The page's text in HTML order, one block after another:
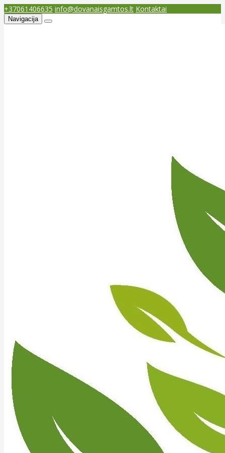
+37061406635 info@dovanaisgamtos.lt Kontaktai
Navigacija